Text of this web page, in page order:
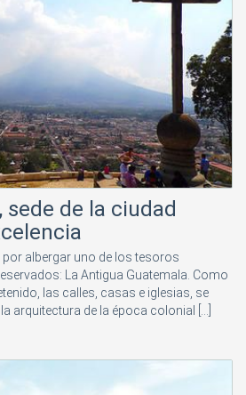
sede de la ciudad
albergar uno de los tesoros
La Antigua Guatemala. Como
las calles, casas e iglesias, se
arquitectura de la época colonial [...]